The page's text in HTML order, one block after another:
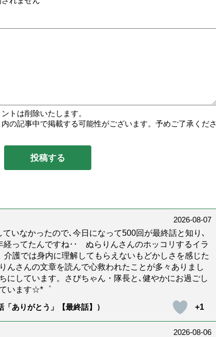
トは削除いたします。
の記事中で掲載する可能性がございます。予めご了承くださ
2026-08-07
いなかったので､今日になって500回が最終話と知り､
ってたんですね･･ ぬらりんさんのホッコリするイラ
護では身内に理解してもらえないもどかしさを感じた
んさんの文章を読んで心救われたことが多々ありまし
にしています。さびちゃん・隊長と､健やかにお過ごし
います☆*゜
ありがとう」【最終話】）
+1
2026-08-06